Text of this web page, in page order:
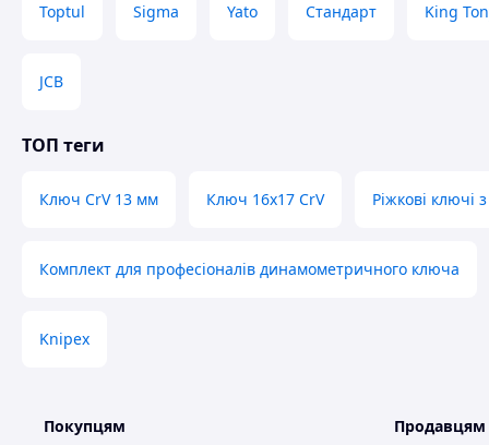
Toptul Sigma Yato Стандарт King
JCB
ТОП теги
Ключ CrV 13 мм Ключ 16х17 CrV Ріжкові ключі
Комплект для професіоналів динамометричного ключа
Knipex
Покупцям Продавцям